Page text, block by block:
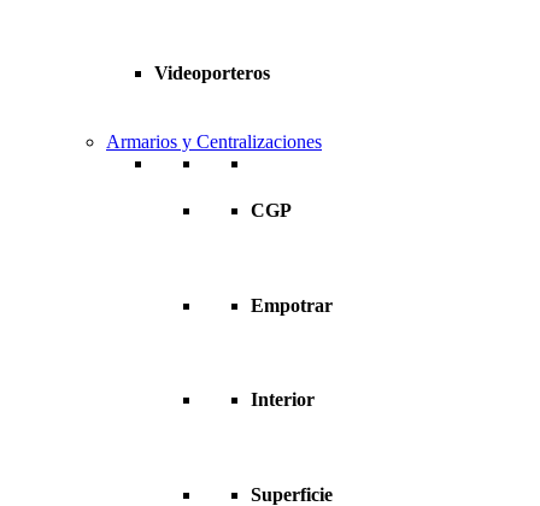
Videoporteros
Armarios y Centralizaciones
CGP
Empotrar
Interior
Superficie